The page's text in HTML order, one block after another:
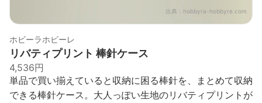
出典： hobbyra-hobbyre.com
ホビーラホビーレ
リバティプリント 棒針ケース
4,536円
単品で買い揃えていると収納に困る棒針を、まとめて収納
できる棒針ケース。大人っぽい生地のリバティプリントが